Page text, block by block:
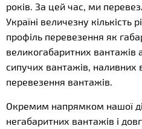
років. За цей час, ми
Україні величезну кількість
профіль перевезення як
великогабаритних
сипучих вантажів, наливних
перевезення вантажів.
Окремим напрямком нашої
негабаритних вантажів і